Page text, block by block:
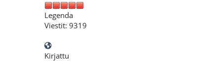
Legenda
Viestit: 9319
Kirjattu